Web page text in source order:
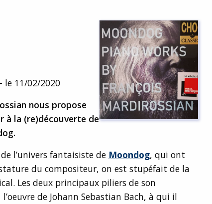
- le 11/02/2020
nous propose
à la (re)découverte de
l’univers fantaisiste de Moondog, qui ont
du compositeur, on est stupéfait de la
Les deux principaux piliers de son
de Johann Sebastian Bach, à qui il